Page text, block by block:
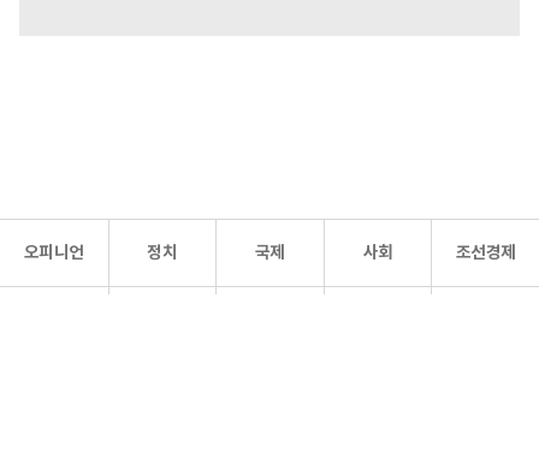
오피니언 정치 국제 사회 조선경제